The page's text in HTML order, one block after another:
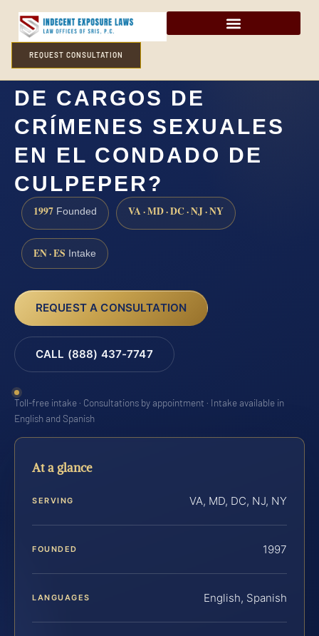
REQUEST CONSULTATION
¿CÓMO DEFENDERSE
DE CARGOS DE
CRÍMENES SEXUALES
EN EL CONDADO DE
CULPEPER?
1997 Founded VA · MD · DC · NJ · NY
EN · ES Intake
REQUEST A CONSULTATION
CALL (888) 437-7747
Toll-free intake · Consultations by appointment · Intake available in
English and Spanish
At a glance
SERVING VA, MD, DC, NJ, NY
FOUNDED 1997
LANGUAGES English, Spanish